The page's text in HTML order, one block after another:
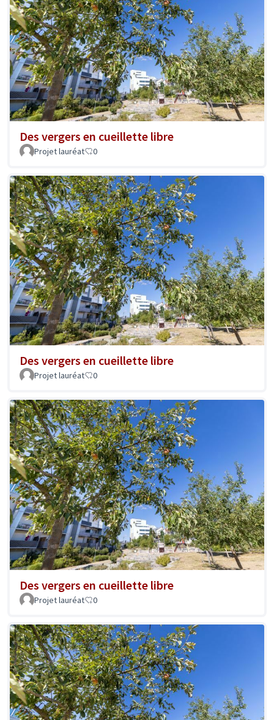
Des vergers en cueillette libre
Projet lauréat 0
Des vergers en cueillette libre
Projet lauréat 0
Des vergers en cueillette libre
Projet lauréat 0